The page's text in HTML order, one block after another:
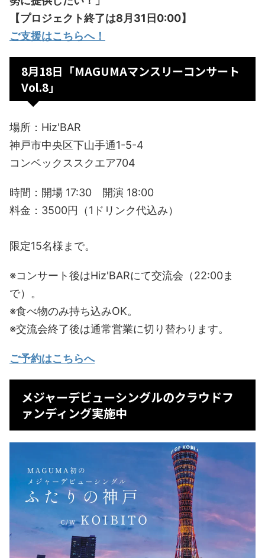
【プロジェクト終了は8月31日0:00】
ご支援はこちらへ！
8月18日「MAGUMAマンスリーコンサート
Vol.8」
場所：Hiz'BAR
神戸市中央区下山手通1-5-4
コンベックススクエア704
時間：開場 17:30 開演 18:00
料金：3500円（1ドリンク代込み）
限定15名様まで。
※コンサート後はHiz'BARにて交流会（22:00ま
で）。
※食べ物のみ持ち込みOK。
※交流会終了後は通常営業に切り替わります。
ご予約はこちらへ
メジャーデビューシングルのクラウドフ
ァンディング実施中